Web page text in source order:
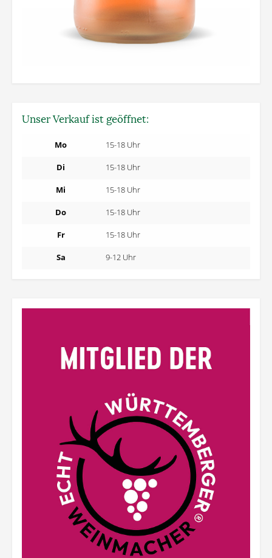
Unser Verkauf ist geöffnet:
Mo 15-18 Uhr
Di 15-18 Uhr
Mi 15-18 Uhr
Do 15-18 Uhr
Fr 15-18 Uhr
Sa 9-12 Uhr